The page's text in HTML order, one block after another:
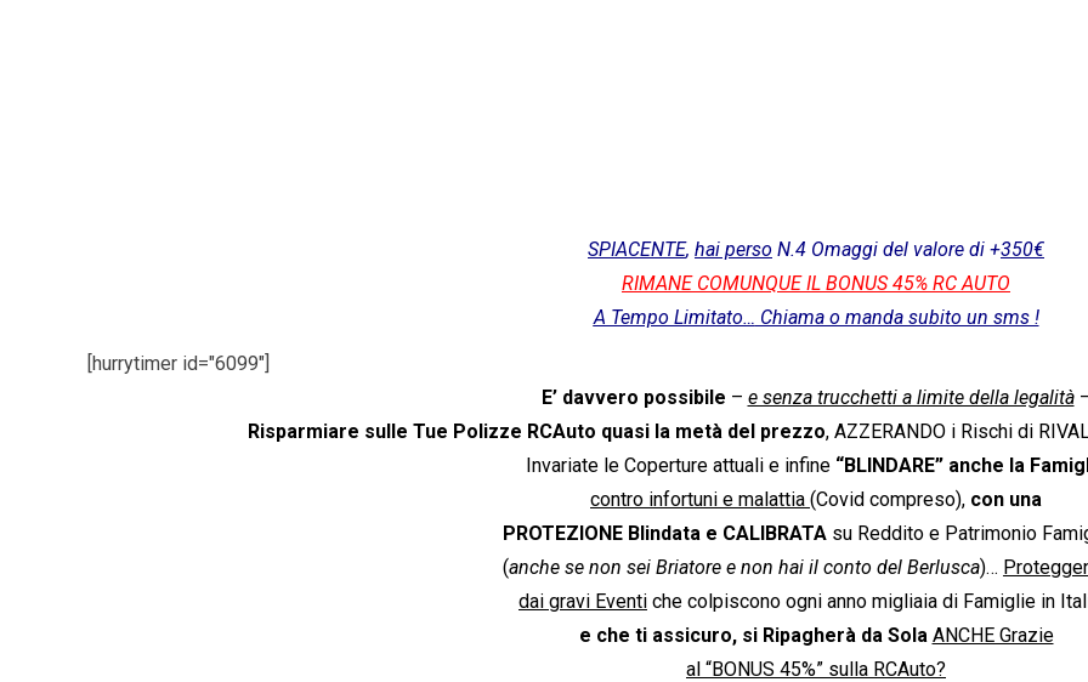
SPIACENTE, hai perso N.4 Omaggi del valore di +350€
RIMANE COMUNQUE IL BONUS 45% RC AUTO
A Tempo Limitato… Chiama o manda subito un sms !
[hurrytimer id="6099"]
E’ davvero possibile – e senza trucchetti a limite della legalità
Risparmiare sulle Tue Polizze RCAuto quasi la metà del prezzo, AZZERANDO i Rischi di
Invariate le Coperture attuali e infine “BLINDARE” anche la
contro infortuni e malattia (Covid compreso), con una
PROTEZIONE Blindata e CALIBRATAsu Reddito e Patrimonio
(anche se non sei Briatore e non hai il conto del Berlusca)… P
dai gravi Eventi che colpiscono ogni anno migliaia di Famiglie in
e che ti assicuro, si Ripagherà da Sola ANCHE Grazie
al “BONUS 45%” sulla RCAuto?